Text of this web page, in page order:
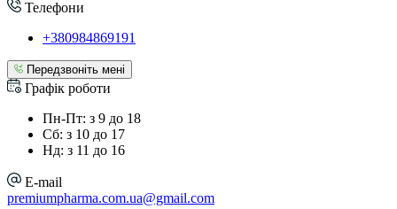
Телефони
+380984869191
Передзвоніть мені
Графік роботи
Пн-Пт: з 9 до 18
Сб: з 10 до 17
Нд: з 11 до 16
E-mail
premiumpharma.com.ua@gmail.com